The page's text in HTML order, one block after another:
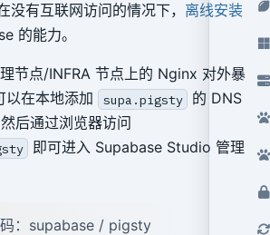
没有互联网访问的情况下， 离线安装
的能力。
节点/INFRA 节点上的 Nginx 对外暴
以在本地添加
supa.pigsty
的 DNS
后通过浏览器访问
即可进入 Supabase Studio 管理
：supabase / pigsty